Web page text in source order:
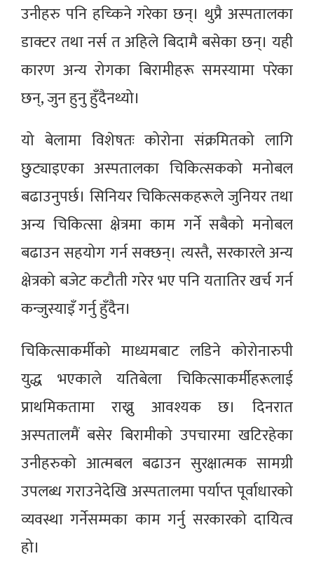
उनीहरु पनि हच्किने गरेका छन्। थुप्रै अस्पतालका
डाक्टर तथा नर्स त अहिले बिदामै बसेका छन्। यही
कारण अन्य रोगका बिरामीहरू समस्यामा परेका
छन्, जुन हुनु हुँदैनथ्यो।
यो बेलामा विशेषतः कोरोना संक्रमितको लागि
छुट्याइएका अस्पतालका चिकित्सकको मनोबल
बढाउनुपर्छ। सिनियर चिकित्सकहरूले जुनियर तथा
अन्य चिकित्सा क्षेत्रमा काम गर्ने सबैको मनोबल
बढाउन सहयोग गर्न सक्छन्। त्यस्तै, सरकारले अन्य
क्षेत्रको बजेट कटौती गरेर भए पनि यतातिर खर्च गर्न
कन्जुस्याइँ गर्नु हुँदैन।
चिकित्साकर्मीको माध्यमबाट लडिने कोरोनारुपी
युद्ध भएकाले यतिबेला चिकित्साकर्मीहरूलाई
प्राथमिकतामा राख्नु आवश्यक छ। दिनरात
अस्पतालमैं बसेर बिरामीको उपचारमा खटिरहेका
उनीहरुको आत्मबल बढाउन सुरक्षात्मक सामग्री
उपलब्ध गराउनेदेखि अस्पतालमा पर्याप्त पूर्वाधारको
व्यवस्था गर्नेसम्मका काम गर्नु सरकारको दायित्व
हो।